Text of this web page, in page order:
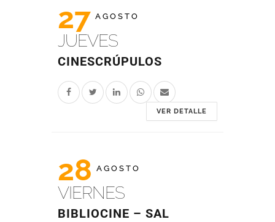
27 AGOSTO
JUEVES
CINESCRÚPULOS
VER DETALLE
28 AGOSTO
VIERNES
BIBLIOCINE – SAL